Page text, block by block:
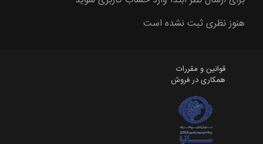
هنوز نظری ثبت نشده است
قوانین و مقررات
همکاری در فروش